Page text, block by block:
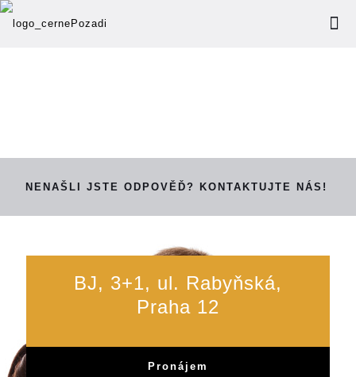
NENAŠLI JSTE ODPOVĚĎ? KONTAKTUJTE NÁS!
BJ, 3+1, ul. Rabyňská,
Praha 12
Pronájem